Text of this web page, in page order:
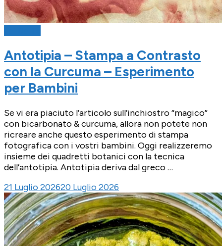
Antotipia – Stampa a Contrasto
con la Curcuma – Esperimento
per Bambini
Se vi era piaciuto l’articolo sull’inchiostro “magico”
con bicarbonato & curcuma, allora non potete non
ricreare anche questo esperimento di stampa
fotografica con i vostri bambini. Oggi realizzeremo
insieme dei quadretti botanici con la tecnica
dell’antotipia. Antotipia deriva dal greco …
21 Luglio 202620 Luglio 2026